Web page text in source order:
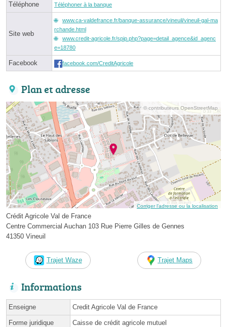
Téléphone Téléphoner à la banque
Site web
www.ca-valdefrance.fr/banque-assurance/vineuil/vineuil-gal-ma
rchande.html
www.credit-agricole.fr/spip.php?page=detail_agence&id_agenc
e=18780
Facebook facebook.com/CreditAgricole
Plan et adresse
© contributeurs OpenStreetMap
Corriger l’adresse ou la localisation
Crédit Agricole Val de France
Centre Commercial Auchan 103 Rue Pierre Gilles de Gennes
41350 Vineuil
Trajet Waze Trajet Maps
Informations
Enseigne Credit Agricole Val de France
Forme juridique Caisse de crédit agricole mutuel